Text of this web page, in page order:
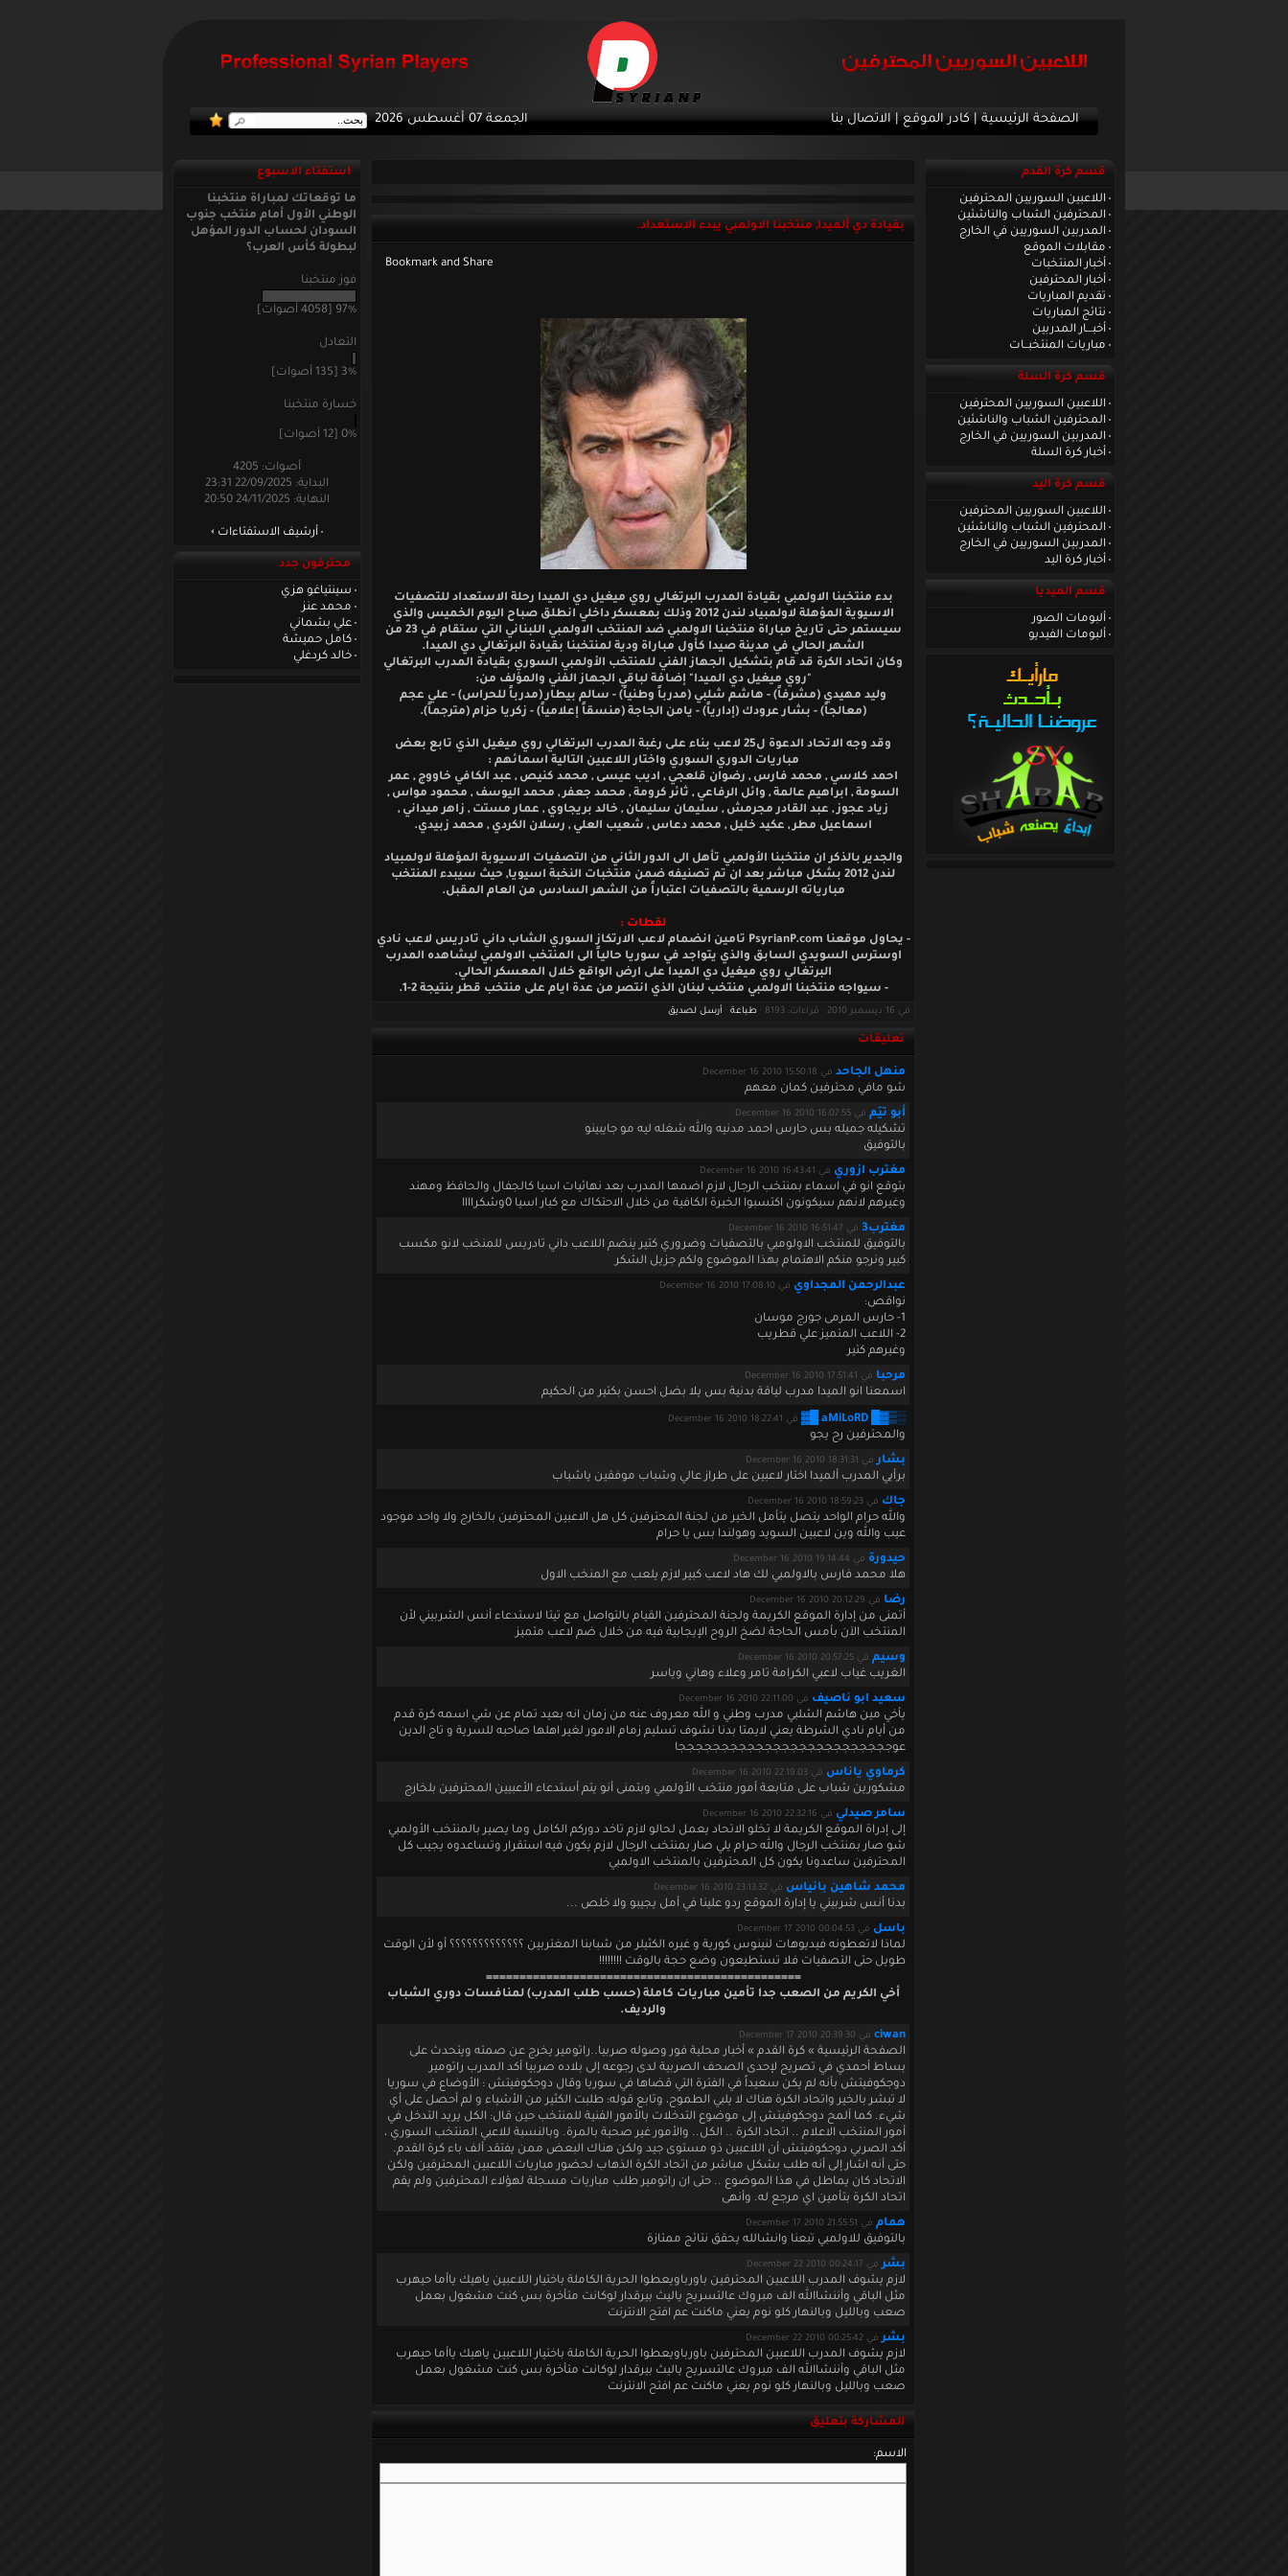
الجمعة 07 أغسطس 2026 الصفحة الرئيسية|كادر الموقع|الاتصال بنا
قسم كرة القدم
اللاعبين السوريين المحترفين
المحترفين الشباب والناشئين
المدربين السوريين في الخارج
مقابلات الموقع
أخبار المنتخبات
أخبار المحترفين
تقديم المباريات
نتائج المباريات
أخبـــار المدربين
مباريات المنتخبــات
قسم كرة السلة
اللاعبين السوريين المحترفين
المحترفين الشباب والناشئين
المدربين السوريين في الخارج
أخبار كرة السلة
قسم كرة اليد
اللاعبين السوريين المحترفين
المحترفين الشباب والناشئين
المدربين السوريين في الخارج
أخبار كرة اليد
قسم الميديا
ألبومات الصور
ألبومات الفيديو
بقيادة دي ألميدا, منتخبنا الاولمبي يبدء الاستعداد.
بدء منتخبنا الاولمبي بقيادة المدرب البرتغالي روي ميغيل دي الميدا رحلة الاستعداد للتصفيات
الاسيوية المؤهلة لاولمبياد لندن 2012 وذلك بمعسكر داخلي انطلق صباح اليوم الخميس والذي
سيستمر حتى تاريخ مباراة منتخبنا الاولمبي ضد المنتخب الاولمبي اللبناني التي ستقام في 23 من
الشهر الحالي في مدينة صيدا كأول مباراة ودية لمنتخبنا بقيادة البرتغالي دي الميدا.
وكان اتحاد الكرة قد قام بتشكيل الجهاز الفني للمنتخب الأولمبي السوري بقيادة المدرب البرتغالي
"روي ميغيل دي الميدا" إضافة لباقي الجهاز الفني والمؤلف من:
وليد مهيدي (مشرفاً) - هاشم شلبي (مدرباً وطنياً) - سالم بيطار (مدرباً للحراس) - علي عجم
(معالجاً) - بشار عرودك (إدارياً) - يامن الجاجة (منسقاً إعلامياً) - زكريا حزام (مترجماً).
وقد وجه الاتحاد الدعوة ل25 لاعب بناء على رغبة المدرب البرتغالي روي ميغيل الذي تابع بعض
مباريات الدوري السوري واختار اللاعبين التالية اسمائهم :
احمد كلاسي , محمد فارس , رضوان قلعجي , اديب عيسى , محمد كنيص , عبد الكافي خاووج , عمر
السومة , ابراهيم عالمة , وائل الرفاعي , ثائر كرومة , محمد جعفر , محمد اليوسف , محمود مواس ,
زياد عجوز , عبد القادر مجرمش , سليمان سليمان , خالد بريجاوي , عمار مستت , زاهر ميداني ,
اسماعيل مطر , عكيد خليل , محمد دعاس , شعيب العلي , رسلان الكردي , محمد زبيدي.
والجدير بالذكر ان منتخبنا الأولمبي تأهل الى الدور الثاني من التصفيات الاسيوية المؤهلة لاولمبياد
لندن 2012 بشكل مباشر بعد ان تم تصنيفه ضمن منتخبات النخبة اسيويا, حيث سيبدء المنتخب
مبارياته الرسمية بالتصفيات اعتباراً من الشهر السادس من العام المقبل.
لقطات :
- يحاول موقعنا PsyrianP.com تامين انضمام لاعب الارتكاز السوري الشاب داني تادريس لاعب نادي
اوسترس السويدي السابق والذي يتواجد في سوريا حالياً الى المنتخب الاولمبي ليشاهده المدرب
البرتغالي روي ميغيل دي الميدا على ارض الواقع خلال المعسكر الحالي.
- سيواجه منتخبنا الاولمبي منتخب لبنان الذي انتصر من عدة ايام على منتخب قطر بنتيجة 2-1.
في 16 ديسمبر 2010 · قراءات: 8193 · طباعة أرسل لصديق
تعليقات
منهل الجاحد في December 16 2010 15:50:18
شو مافي محترفين كمان معهم
أبو تيَم في December 16 2010 16:07:55
تشكيله جميله بس حارس احمد مدنيه والله شغله ليه مو جايبينو
بالتوفيق
مغترب ازوري في December 16 2010 16:43:41
بتوقع انو في اسماء بمنتخب الرجال لازم اضمها المدرب بعد نهائيات اسيا كالجفال والحافظ ومهند
وغيرهم لانهم سيكونون اكتسبوا الخبرة الكافية من خلال الاحتكاك مع كبار اسيا 0وشكراااا
مغترب3
في December 16 2010 16:51:47
بالتوفيق للمنتخب الاولومبي بالتصفيات وضروري كتير ينضم اللاعب داني تادريس للمنخب لانو مكسب
كبير ونرجو منكم الاهتمام بهذا الموضوع ولكم جزيل الشكر
عبدالرحمن المجداوي في December 16 2010 17:08:10
نواقص:
1- حارس المرمى جورج موسان
2- اللاعب المتميز علي قطريب
وغيرهم كتير
مرحبا في December 16 2010 17:51:41
اسمعنا انو الميدا مدرب لياقة بدنية بس يلا بضل احسن بكتير من الحكيم
░▒▓█ aMiLoRD █▓
في December 16 2010 18:22:41
والمحترفين رح يجو
بشار في December 16 2010 18:31:31
برأيي المدرب ألميدا اختار لاعبين على طراز عالي وشباب موفقين ياشباب
جاك في December 16 2010 18:59:23
والله حرام الواحد يتصل يتأمل الخير من لجنة المحترفين كل هل الاعبين المحترفين بالخارج ولا واحد موجود
عيب والله وين لاعبين السويد وهولندا بس يا حرام
حيدورة في December 16 2010 19:14:44
هلا محمد فارس بالاولمبي لك هاد لاعب كبير لازم يلعب مع المنخب الاول
رضا في December 16 2010 20:12:29
أتمنى من إدارة الموقع الكريمة ولجنة المحترفين القيام بالتواصل مع تيتا لاستدعاء أنس الشربيني لأن
المنتخب الآن بأمس الحاجة لضخ الروح الإيجابية فيه من خلال ضم لاعب متميز
وسيم في December 16 2010 20:57:25
الغريب غياب لاعبي الكرامة تامر وعلاء وهاني وياسر
سعيد ابو ناصيف في December 16 2010 22:11:00
يأخي مين هاشم الشلبي مدرب وطني و الله معروف عنه من زمان انه بعيد تمام عن شي اسمه كرة قدم
من أيام نادي الشرطة يعني لايمتا بدنا نشوف تسليم زمام الامور لغير اهلها صاحبه للسرية و تاج الدين
عوجججججججججججججججججججججججججا
كرماوي ياناس في December 16 2010 22:19:03
مشكورين شباب على متابعة أمور منتخب الأولمبي وبتمنى أنو يتم أستدعاء الأعبيين المحترفين بلخارج
سامر صيدلي في December 16 2010 22:32:16
إلى إدراة الموقع الكريمة لا تخلو الاتحاد يعمل لحالو لازم تاخد دوركم الكامل وما يصير بالمنتخب الأولمبي
شو صار بمنتخب الرجال والله حرام يلي صار بمنتخب الرجال لازم يكون فيه استقرار وتساعدوه يجيب كل
المحترفين ساعدونا يكون كل المحترفين بالمنتخب الاولمبي
محمد شاهين بانياس في December 16 2010 23:13:32
بدنا أنس شربيني يا إدارة الموقع ردو علينا في أمل يجيبو ولا خلص ...
باسل في December 17 2010 00:04:53
لماذا لاتعطونه فيديوهات لنينوس كورية و غيره الكثيلر من شبابنا المغتربين ؟؟؟؟؟؟؟؟؟؟؟؟؟ أو لأن الوقت
طويل حتى التصفيات فلا تستطيعون وضع حجة بالوقت !!!!!!!!
===============================================
أخي الكريم من الصعب جدا تأمين مباريات كاملة (حسب طلب المدرب) لمنافسات دوري الشباب
والرديف.
ciwan في December 17 2010 20:39:30
الصفحة الرئيسية » كرة القدم » أخبار محلية فور وصوله صربيا..راتومير يخرج عن صمته ويتحدث على
بساط أحمدي في تصريح لإحدى الصحف الصربية لدى رجوعه إلى بلاده صربيا أكد المدرب راتومير
دوجكوفيتش بأنه لم يكن سعيداً في الفترة التي قضاها في سوريا وقال دوجكوفيتش : الأوضاع في سوريا
لا تبشر بالخير واتحاد الكرة هناك لا يلبي الطموح، وتابع قوله: طلبت الكثير من الأشياء و لم أحصل على أي
شيء. كما ألمح دوجكوفيتش إلى موضوع التدخلات بالأمور الفنية للمنتخب حين قال: الكل يريد التدخل في
أمور المنتخب الاعلام .. اتحاد الكرة .. الكل.. والأمور غير صحية بالمرة. وبالنسبة للاعبي المنتخب السوري ،
أكد الصربي دوجكوفيتش أن اللاعبين ذو مستوى جيد ولكن هناك البعض ممن يفتقد ألف باء كرة القدم.
حتى أنه اشار إلى أنه طلب بشكل مباشر من اتحاد الكرة الذهاب لحضور مباريات اللاعبين المحترفين ولكن
الاتحاد كان يماطل في هذا الموضوع .. حتى ان راتومير طلب مباريات مسجلة لهؤلاء المحترفين ولم يقم
اتحاد الكرة بتأمين اي مرجع له. وأنهى
همام في December 17 2010 21:55:51
بالتوفيق للاولمبي تبعنا وانشالله يحقق نتائج ممتازة
بشر في December 22 2010 00:24:17
لازم يشوف المدرب اللاعبين المحترفين باورباويعطوا الحرية الكاملة باختيار اللاعبين ياهيك ياأما حيهرب
مثل الباقي وأننشاالله الف مبروك عالتسريح ياليث بيرقدار لوكانت متأخرة بس كنت مشغول بعمل
صعب وبالليل وبالنهار كلو نوم يعني ماكنت عم افتح الانترنت
بشر في December 22 2010 00:25:42
لازم يشوف المدرب اللاعبين المحترفين باورباويعطوا الحرية الكاملة باختيار اللاعبين ياهيك ياأما حيهرب
مثل الباقي وأننشاالله الف مبروك عالتسريح ياليث بيرقدار لوكانت متأخرة بس كنت مشغول بعمل
صعب وبالليل وبالنهار كلو نوم يعني ماكنت عم افتح الانترنت
المشاركة بتعليق
الاسم:
استفتاء الاسبوع
ما توقعاتك لمباراة منتخبنا
الوطني الأول أمام منتخب جنوب
السودان لحساب الدور المؤهل
لبطولة كأس العرب؟
فوز منتخبنا
97% [4058 أصوات]
التعادل
3% [135 أصوات]
خسارة منتخبنا
0% [12 أصوات]
أصوات: 4205
البداية: 22/09/2025 23:31
النهاية: 24/11/2025 20:50
أرشيف الاستفتاءات
محترفون جدد
سينتياغو هزي
محمد عنز
علي بشماني
كامل حميشة
خالد كردغلي